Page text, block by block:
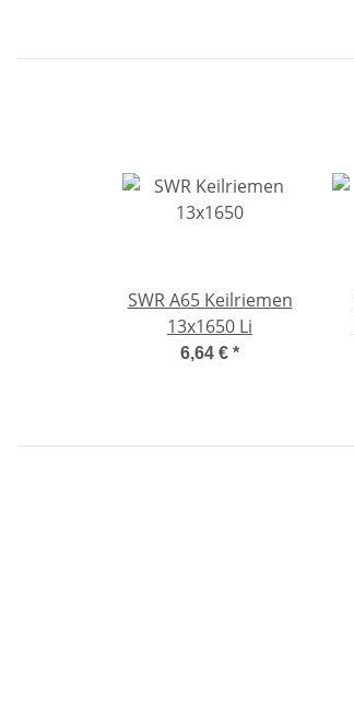
SWR A65 Keilriemen
13x1650 Li
6,64 € *